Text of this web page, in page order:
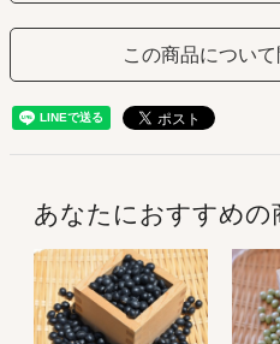
この商品につい
あなたにおすすめの